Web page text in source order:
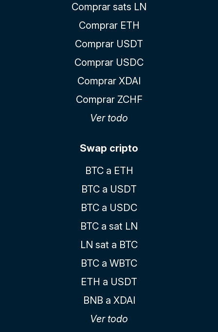
Comprar sats LN
Comprar ETH
Comprar USDT
Comprar USDC
Comprar XDAI
Comprar ZCHF
Ver todo
Swap cripto
BTC a ETH
BTC a USDT
BTC a USDC
BTC a sat LN
LN sat a BTC
BTC a WBTC
ETH a USDT
BNB a XDAI
Ver todo